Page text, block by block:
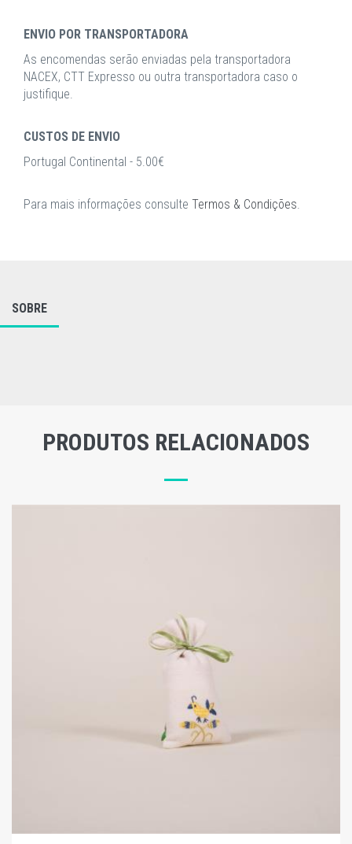
ENVIO POR TRANSPORTADORA
As encomendas serão enviadas pela transportadora
NACEX, CTT Expresso ou outra transportadora caso o
justifique.
CUSTOS DE ENVIO
Portugal Continental - 5.00€
Para mais informações consulte Termos & Condições.
SOBRE
PRODUTOS RELACIONADOS